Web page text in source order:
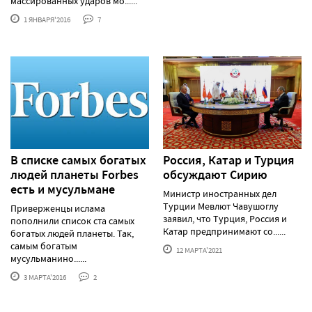
1 ЯНВАРЯ'2016 7
В списке самых богатых
людей планеты Forbes
есть и мусульмане
Приверженцы ислама
пополнили список ста самых
богатых людей планеты. Так,
самым богатым
мусульманино......
3 МАРТА'2016 2
Россия, Катар и Турция
обсуждают Сирию
Министр иностранных дел
Турции Мевлют Чавушоглу
заявил, что Турция, Россия и
Катар предпринимают со......
12 МАРТА'2021